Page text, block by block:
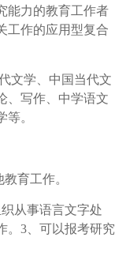
能力的教育工作者
工作的应用型复合
文学、中国当代文
、写作、中学语文
。
育工作。
从事语言文字处
。3、可以报考研究